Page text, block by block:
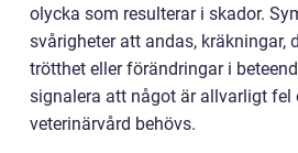
olycka som resulterar i skador.
svårigheter att andas, kräkningar,
trötthet eller förändringar i
signalera att något är allvarligt fel
veterinärvård behövs.